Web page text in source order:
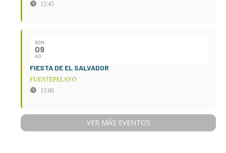
12:45
DOM
09
AG
FIESTA DE EL SALVADOR
FUENTEPELAYO
13:00
VER MÁS EVENTOS